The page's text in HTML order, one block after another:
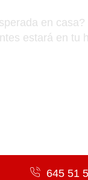
en casa?
estará en tu
645 51